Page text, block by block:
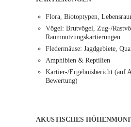
Flora, Biotoptypen,
Vögel: Brutvögel, Zug-/
Raumnutzungskartierungen
Fledermäuse: Jagdgebiete,
Amphibien & Reptilien
Kartier-/Ergebnisbericht (auf
Bewertung)
AKUSTISCHES